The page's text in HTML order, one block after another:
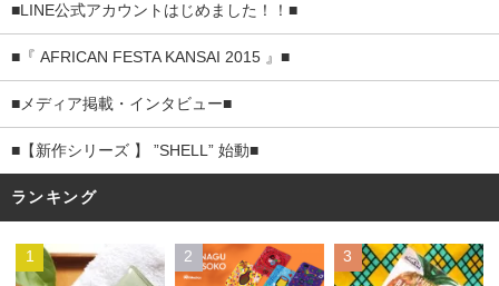
■LINE公式アカウントはじめました！！■
■『 AFRICAN FESTA KANSAI 2015 』■
■メディア掲載・インタビュー■
■【新作シリーズ 】 ”SHELL” 始動■
ランキング
1 2 3